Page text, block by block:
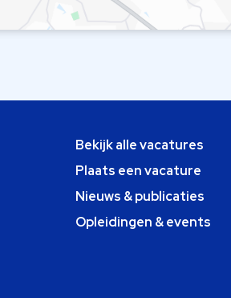
Bekijk alle vacatures
Plaats een vacature
Nieuws & publicaties
Opleidingen & events